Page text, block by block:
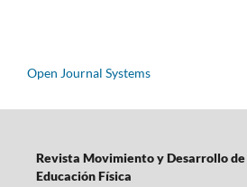
Open Journal Systems
Revista Movimiento y Desarrollo de
Educación Física